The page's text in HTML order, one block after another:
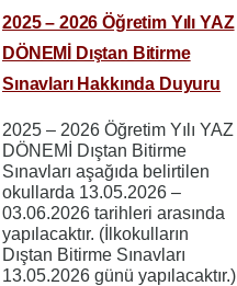
2025 – 2026 Öğretim Yılı YAZ
DÖNEMİ Dıştan Bitirme
Sınavları Hakkında Duyuru
2025 – 2026 Öğretim Yılı YAZ
DÖNEMİ Dıştan Bitirme
Sınavları aşağıda belirtilen
okullarda 13.05.2026 –
03.06.2026 tarihleri arasında
yapılacaktır. (İlkokulların
Dıştan Bitirme Sınavları
13.05.2026 günü yapılacaktır.)